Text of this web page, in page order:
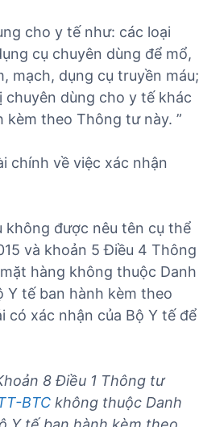
cho y tế như: các loại
cụ chuyên dùng để mổ,
mạch, dụng cụ truyền máu;
dùng cho y tế khác
theo Thông tư này. ”
chính về việc xác nhận
không được nêu tên cụ thể
và khoản 5 Điều 4 Thông
hàng không thuộc Danh
Y tế ban hành kèm theo
có xác nhận của Bộ Y tế để
8 Điều 1 Thông tư
BTC không thuộc Danh